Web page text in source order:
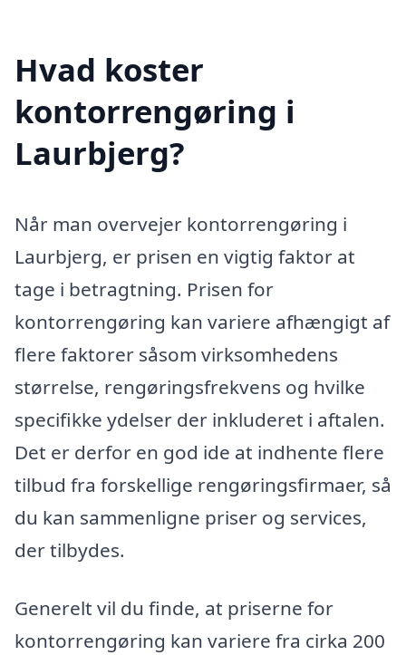
Hvad koster
kontorrengøring i
Laurbjerg?
Når man overvejer kontorrengøring i
Laurbjerg, er prisen en vigtig faktor at
tage i betragtning. Prisen for
kontorrengøring kan variere afhængigt af
flere faktorer såsom virksomhedens
størrelse, rengøringsfrekvens og hvilke
specifikke ydelser der inkluderet i aftalen.
Det er derfor en god ide at indhente flere
tilbud fra forskellige rengøringsfirmaer, så
du kan sammenligne priser og services,
der tilbydes.
Generelt vil du finde, at priserne for
kontorrengøring kan variere fra cirka 200